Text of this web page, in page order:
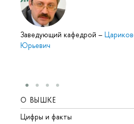
Заведующий кафедрой –
Юрьевич
О ВЫШКЕ
Цифры и факты